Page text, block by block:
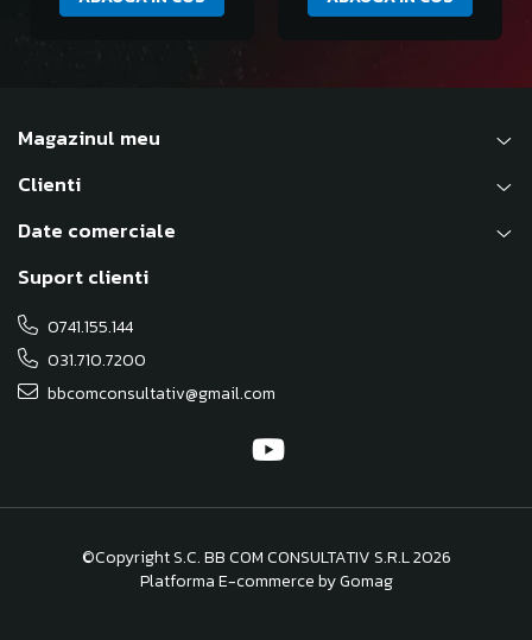
Magazinul meu
Clienti
Date comerciale
Suport clienti
0741.155.144
031.710.7200
bbcomconsultativ@gmail.com
©Copyright S.C. BB COM CONSULTATIV S.R.L 2026
Platforma E-commerce by Gomag